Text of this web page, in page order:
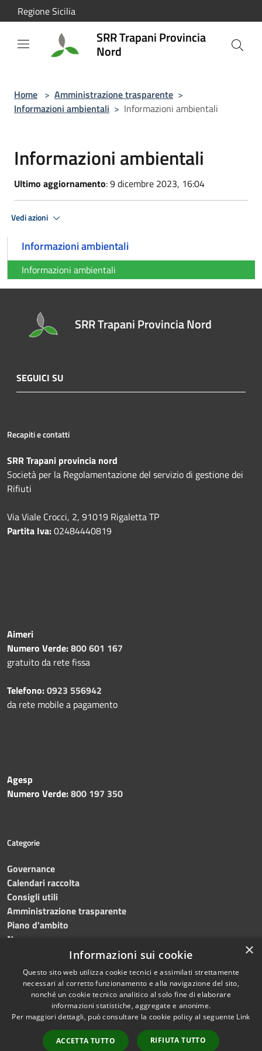
Salta al contenuto principale
Regione Sicilia
SRR Trapani Provincia
Nord
Home > Amministrazione trasparente >
Informazioni ambientali > Informazioni ambientali
Informazioni ambientali
Ultimo aggiornamento: 9 dicembre 2023, 16:04
Vedi azioni
Informazioni ambientali
Informazioni ambientali
SRR Trapani Provincia Nord
SEGUICI SU
Recapiti e contatti
SRR Trapani provincia nord
Società per la Regolamentazione del servizio di gestione dei
Rifiuti
Via Viale Crocci, 2, 91019 Rigaletta TP
Partita Iva:02484440819
Aimeri
Numero Verde:800 601 167
gratuito da rete fissa
Telefono:0923 556942
da rete mobile a pagamento
Agesp
Numero Verde:800 197 350
Categorie
Governance
Calendari raccolta
Consigli utili
Amministrazione trasparente
Piano d'ambito
News
Accessibilità
Copyright © 2023 •
Trapani provincia nord•
Powered
×
Informazioni sui cookie
Questo sito web utilizza cookie tecnici e assimilati strettamente
necessari al corretto funzionamento e alla navigazione del sito,
nonché un cookie tecnico analitico al solo fine di elaborare
informazioni statistiche, aggregate e anonime.
Per maggiori dettagli, può consultare la cookie policy al seguente Link
ACCETTA TUTTO RIFIUTA TUTTO